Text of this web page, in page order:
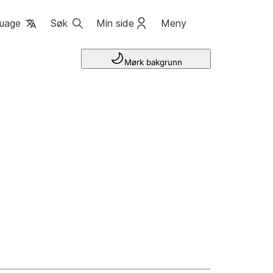
Søk Min side Meny
Mørk bakgrunn